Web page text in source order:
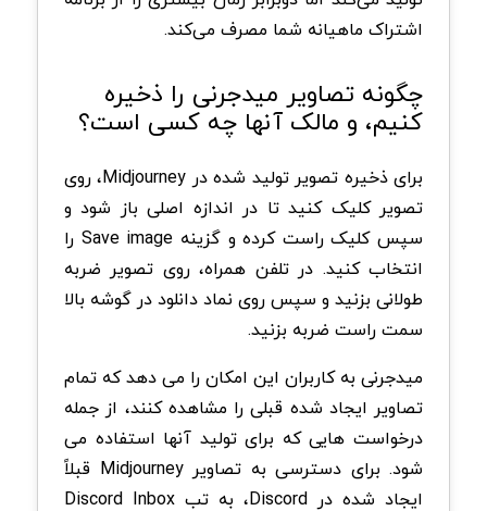
اشتراک ماهیانه شما مصرف می‌کند.
چگونه تصاویر میدجرنی را ذخیره
کنیم، و مالک آنها چه کسی است؟
برای ذخیره تصویر تولید شده در Midjourney، روی
تصویر کلیک کنید تا در اندازه اصلی باز شود و
سپس کلیک راست کرده و گزینه Save image را
انتخاب کنید. در تلفن همراه، روی تصویر ضربه
طولانی بزنید و سپس روی نماد دانلود در گوشه بالا
سمت راست ضربه بزنید.
میدجرنی به کاربران این امکان را می دهد که تمام
تصاویر ایجاد شده قبلی را مشاهده کنند، از جمله
درخواست هایی که برای تولید آنها استفاده می
شود. برای دسترسی به تصاویر Midjourney قبلاً
ایجاد شده در Discord، به تب Discord Inbox